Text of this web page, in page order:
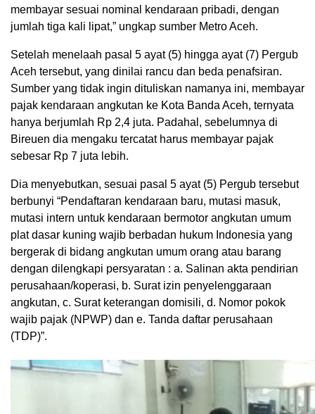
membayar sesuai nominal kendaraan pribadi, dengan
jumlah tiga kali lipat,” ungkap sumber Metro Aceh.
Setelah menelaah pasal 5 ayat (5) hingga ayat (7) Pergub
Aceh tersebut, yang dinilai rancu dan beda penafsiran.
Sumber yang tidak ingin dituliskan namanya ini, membayar
pajak kendaraan angkutan ke Kota Banda Aceh, ternyata
hanya berjumlah Rp 2,4 juta. Padahal, sebelumnya di
Bireuen dia mengaku tercatat harus membayar pajak
sebesar Rp 7 juta lebih.
Dia menyebutkan, sesuai pasal 5 ayat (5) Pergub tersebut
berbunyi “Pendaftaran kendaraan baru, mutasi masuk,
mutasi intern untuk kendaraan bermotor angkutan umum
plat dasar kuning wajib berbadan hukum Indonesia yang
bergerak di bidang angkutan umum orang atau barang
dengan dilengkapi persyaratan : a. Salinan akta pendirian
perusahaan/koperasi, b. Surat izin penyelenggaraan
angkutan, c. Surat keterangan domisili, d. Nomor pokok
wajib pajak (NPWP) dan e. Tanda daftar perusahaan
(TDP)”.